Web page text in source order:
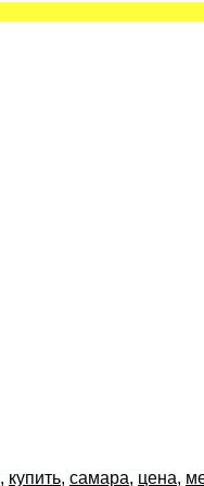
, купить, самара, цена,